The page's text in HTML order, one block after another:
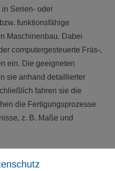
Serien- oder
funktionsfähige
Maschinenbau. Dabei
computergesteuerte Fräs-,
ein. Die geeigneten
sie anhand detaillierter
fahren sie die
die Fertigungsprozesse
z. B. Maße und
die maschinelle und